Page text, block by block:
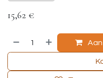
15,62 €